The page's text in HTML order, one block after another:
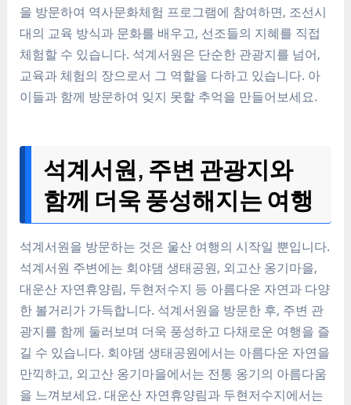
을 방문하여 역사문화체험 프로그램에 참여하면, 조선시
대의 교육 방식과 문화를 배우고, 선조들의 지혜를 직접
체험할 수 있습니다. 석계서원은 단순한 관광지를 넘어,
교육과 체험의 장으로서 그 역할을 다하고 있습니다. 아
이들과 함께 방문하여 잊지 못할 추억을 만들어보세요.
석계서원, 주변 관광지와
함께 더욱 풍성해지는 여행
석계서원을 방문하는 것은 울산 여행의 시작일 뿐입니다.
석계서원 주변에는 회야댐 생태공원, 외고산 옹기마을,
대운산 자연휴양림, 두현저수지 등 아름다운 자연과 다양
한 볼거리가 가득합니다. 석계서원을 방문한 후, 주변 관
광지를 함께 둘러보며 더욱 풍성하고 다채로운 여행을 즐
길 수 있습니다. 회야댐 생태공원에서는 아름다운 자연을
만끽하고, 외고산 옹기마을에서는 전통 옹기의 아름다움
을 느껴보세요. 대운산 자연휴양림과 두현저수지에서는